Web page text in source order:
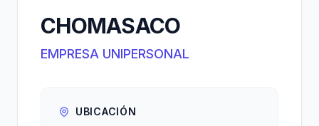
CHOMASACO
EMPRESA UNIPERSONAL
UBICACIÓN